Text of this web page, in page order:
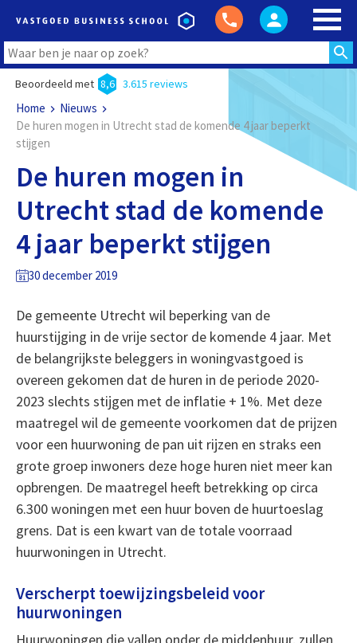
Beoordeeld met 8,6 3.615 reviews
Home
Nieuws
De huren mogen in Utrecht stad de komende 4 jaar beperkt
stijgen
De huren mogen in
Utrecht stad de komende
4 jaar beperkt stijgen
30 december 2019
De gemeente Utrecht wil beperking van de
huurstijging in de vrije sector de komende 4 jaar. Met
de belangrijkste beleggers in woningvastgoed is
overeen gekomen dat de huren in de periode 2020-
2023 slechts stijgen met de inflatie + 1%. Met deze
maatregel wil de gemeente voorkomen dat de prijzen
voor een huurwoning de pan uit rijzen en straks een
grote groep inwoners deze hoge huren niet meer kan
opbrengen. De maatregel heeft betrekking op circa
6.300 woningen met een huur boven de huurtoeslag
grens. Dat is een kwart van de totale voorraad
huurwoningen in Utrecht.
Verscherpt toewijzingsbeleid voor
huurwoningen